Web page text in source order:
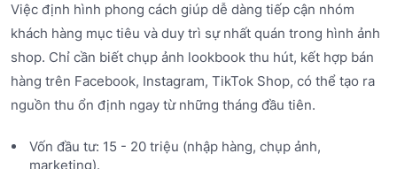
Việc định hình phong cách giúp dễ dàng tiếp cận nhóm
khách hàng mục tiêu và duy trì sự nhất quán trong hình ảnh
shop. Chỉ cần biết chụp ảnh lookbook thu hút, kết hợp bán
hàng trên Facebook, Instagram, TikTok Shop, có thể tạo ra
nguồn thu ổn định ngay từ những tháng đầu tiên.
Vốn đầu tư: 15 - 20 triệu (nhập hàng, chụp ảnh,
marketing).